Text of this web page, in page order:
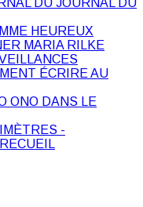
HEUREUX
MARIA RILKE
ÉCRIRE AU
ONO DANS LE
-